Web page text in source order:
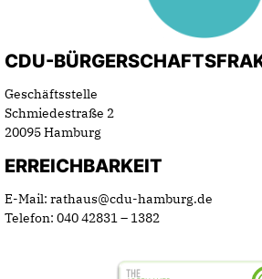
CDU-
Geschäftsstelle
Schmiedestraße 2
20095 Hamburg
ERREICHBARKEIT
E-Mail: rathaus@cdu-hamburg.de
Telefon: 040 42831 – 1382